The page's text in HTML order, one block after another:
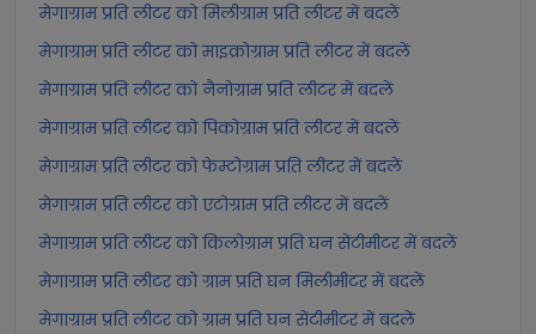
मेगाग्राम प्रति लीटर को मिलीग्राम प्रति लीटर में बदलें
मेगाग्राम प्रति लीटर को माइक्रोग्राम प्रति लीटर में बदलें
मेगाग्राम प्रति लीटर को नैनोग्राम प्रति लीटर में बदलें
मेगाग्राम प्रति लीटर को पिकोग्राम प्रति लीटर में बदलें
मेगाग्राम प्रति लीटर को फेम्टोग्राम प्रति लीटर में बदलें
मेगाग्राम प्रति लीटर को एटोग्राम प्रति लीटर में बदलें
मेगाग्राम प्रति लीटर को किलोग्राम प्रति घन सेंटीमीटर में बदलें
मेगाग्राम प्रति लीटर को ग्राम प्रति घन मिलीमीटर में बदलें
मेगाग्राम प्रति लीटर को ग्राम प्रति घन सेंटीमीटर में बदलें